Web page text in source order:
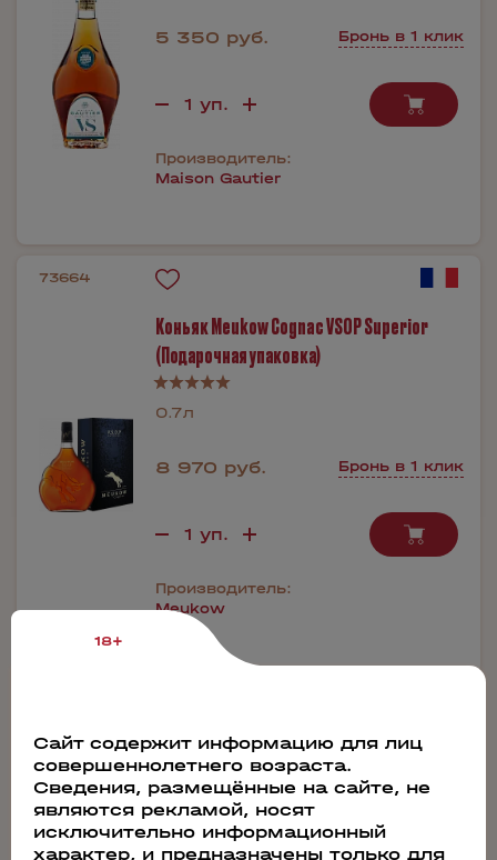
5 350 руб. Бронь в 1 клик
Производитель:
Maison Gautier
73664
Коньяк Meukow Cognac VSOP Superior
(Подарочная упаковка)
0.7л
8 970 руб. Бронь в 1 клик
Производитель:
Meukow
Коньяк Meukow Cognac VS (Подарочная
упаковка)
0.7л
18+
Сайт содержит информацию для лиц
совершеннолетнего возраста.
Сведения, размещённые на сайте, не
являются рекламой, носят
исключительно информационный
характер, и предназначены только для